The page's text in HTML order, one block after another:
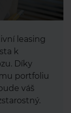
leasing
k
Díky
portfoliu
váš